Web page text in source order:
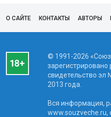
О САЙТЕ КОНТАКТЫ АВТОРЫ
© 1991-2026
свидетельство эл
2013 года.
Вся информация,
www.souzveche.ru,